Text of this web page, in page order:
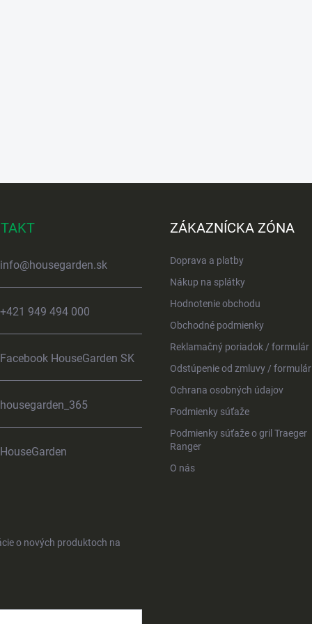
info@housegarden.sk
+421 949 494 000
Facebook HouseGarden SK
housegarden_365
HouseGarden
ZÁKAZNÍCKA ZÓNA
Doprava a platby
Nákup na splátky
Hodnotenie obchodu
Obchodné podmienky
Reklamačný poriadok / formulár
Odstúpenie od zmluvy / formulár
Ochrana osobných údajov
Podmienky súťaže
Podmienky súťaže o gril Traeger
Ranger
O nás
o nových produktoch na